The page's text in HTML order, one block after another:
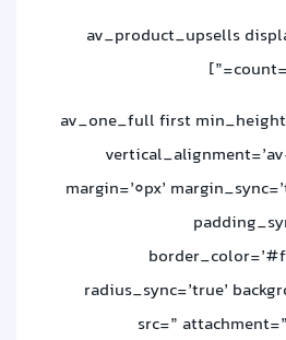
[av_product_upsells
[/av_one_third][av_one_full first
margin=’0px’
radius_sync=’true’
src=”